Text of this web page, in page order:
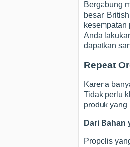
Bergabung
besar.
kesempatan
Anda
dapatkan
Repeat
Karena
Tidak perlu
produk yang
Dari Bahan
Propolis